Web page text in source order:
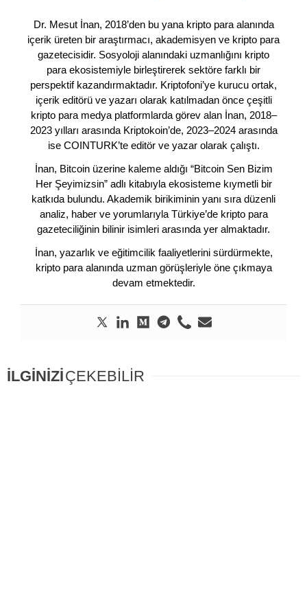
Dr. Mesut İnan, 2018’den bu yana kripto para alanında
içerik üreten bir araştırmacı, akademisyen ve kripto para
gazetecisidir. Sosyoloji alanındaki uzmanlığını kripto
para ekosistemiyle birleştirerek sektöre farklı bir
perspektif kazandırmaktadır. Kriptofoni’ye kurucu ortak,
içerik editörü ve yazarı olarak katılmadan önce çeşitli
kripto para medya platformlarda görev alan İnan, 2018–
2023 yılları arasında Kriptokoin’de, 2023–2024 arasında
ise COINTURK’te editör ve yazar olarak çalıştı.
İnan, Bitcoin üzerine kaleme aldığı “Bitcoin Sen Bizim
Her Şeyimizsin” adlı kitabıyla ekosisteme kıymetli bir
katkıda bulundu. Akademik birikiminin yanı sıra düzenli
analiz, haber ve yorumlarıyla Türkiye’de kripto para
gazeteciliğinin bilinir isimleri arasında yer almaktadır.
İnan, yazarlık ve eğitimcilik faaliyetlerini sürdürmekte,
kripto para alanında uzman görüşleriyle öne çıkmaya
devam etmektedir.
İLGİNİZİÇEKEBİLİR